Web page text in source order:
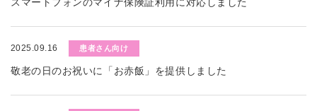
2025.09.16 患者さん向け
敬老の日のお祝いに「お赤飯」を提供しました